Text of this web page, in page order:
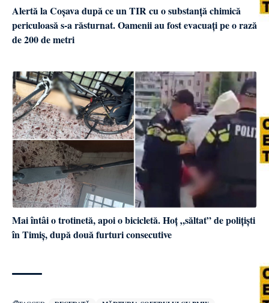
Alertă la Coșava după ce un TIR cu o substanță chimică
periculoasă s-a răsturnat. Oamenii au fost evacuați pe o rază
de 200 de metri
Mai întâi o trotinetă, apoi o bicicletă. Hoț „săltat” de polițiști
în Timiș, după două furturi consecutive